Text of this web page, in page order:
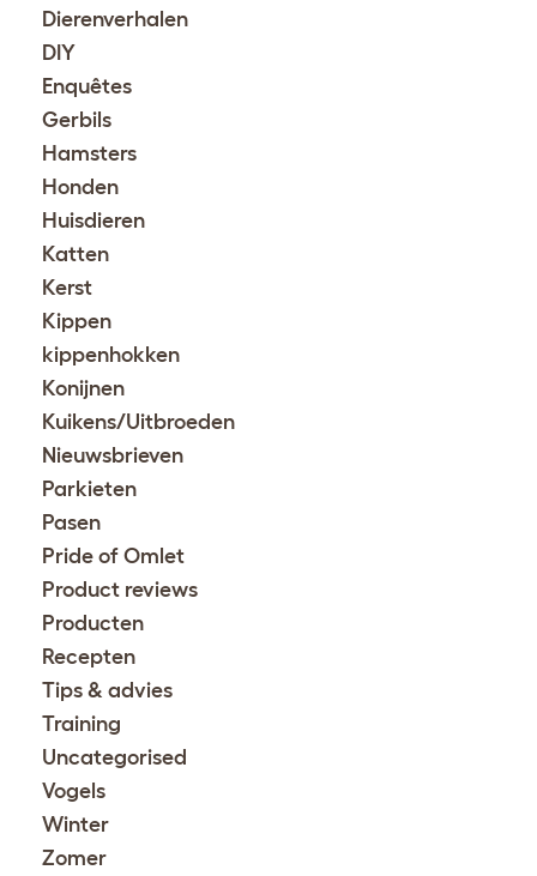
Dierenverhalen
DIY
Enquêtes
Gerbils
Hamsters
Honden
Huisdieren
Katten
Kerst
Kippen
kippenhokken
Konijnen
Kuikens/Uitbroeden
Nieuwsbrieven
Parkieten
Pasen
Pride of Omlet
Product reviews
Producten
Recepten
Tips & advies
Training
Uncategorised
Vogels
Winter
Zomer